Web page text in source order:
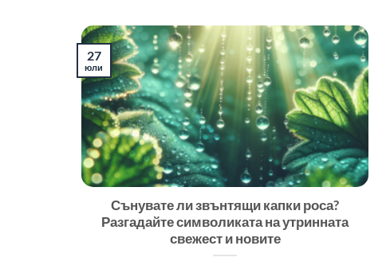
Сънувате ли звънтящи капки роса?
Разгадайте символиката на утринната
свежест и новите
27
юли